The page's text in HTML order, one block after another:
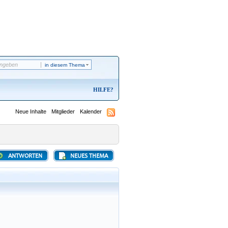
in diesem Thema
HILFE
Neue Inhalte Mitglieder Kalender
NEUES THEMA
ANTWORTEN